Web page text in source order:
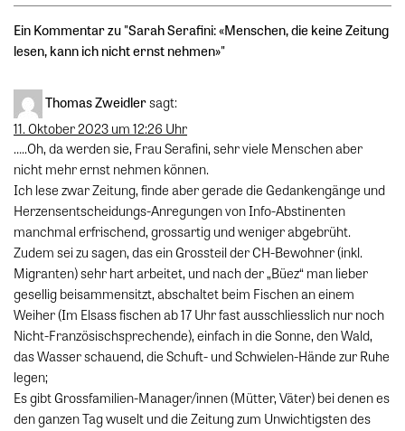
Ein Kommentar zu "Sarah Serafini: «Menschen, die keine Zeitung
lesen, kann ich nicht ernst nehmen»"
Thomas Zweidlersagt:
11. Oktober 2023 um 12:26 Uhr
…..Oh, da werden sie, Frau Serafini, sehr viele Menschen aber
nicht mehr ernst nehmen können.
Ich lese zwar Zeitung, finde aber gerade die Gedankengänge und
Herzensentscheidungs-Anregungen von Info-Abstinenten
manchmal erfrischend, grossartig und weniger abgebrüht.
Zudem sei zu sagen, das ein Grossteil der CH-Bewohner (inkl.
Migranten) sehr hart arbeitet, und nach der „Büez“ man lieber
gesellig beisammensitzt, abschaltet beim Fischen an einem
Weiher (Im Elsass fischen ab 17 Uhr fast ausschliesslich nur noch
Nicht-Französischsprechende), einfach in die Sonne, den Wald,
das Wasser schauend, die Schuft- und Schwielen-Hände zur Ruhe
legen;
Es gibt Grossfamilien-Manager/innen (Mütter, Väter) bei denen es
den ganzen Tag wuselt und die Zeitung zum Unwichtigsten des